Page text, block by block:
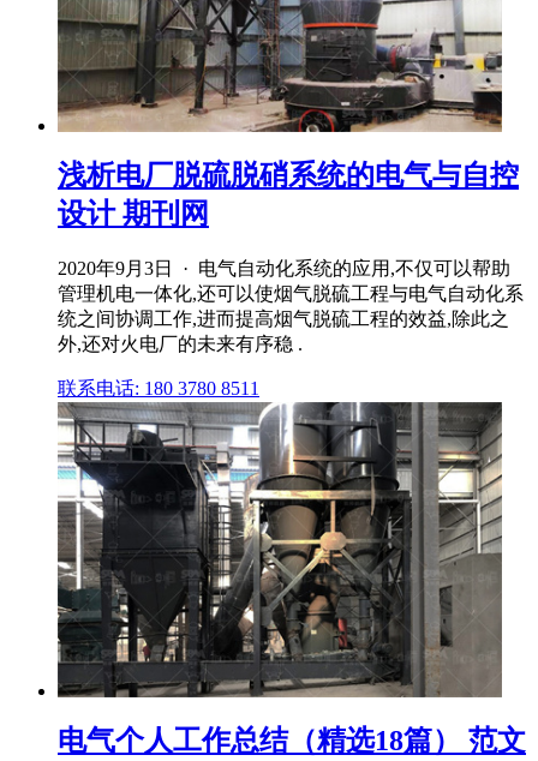
浅析电厂脱硫脱硝系统的电气与自控
设计 期刊网
2020年9月3日 · 电气自动化系统的应用,不仅可以帮助
管理机电一体化,还可以使烟气脱硫工程与电气自动化系
统之间协调工作,进而提高烟气脱硫工程的效益,除此之
外,还对火电厂的未来有序稳 .
联系电话: 180 3780 8511
电气个人工作总结（精选18篇） 范文